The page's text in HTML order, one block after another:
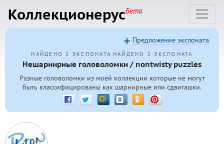
КоллекционерусБета
НАЙДЕНО 2 ЭКСПОНАТА НАЙДЕНО 2 ЭКСПОНАТА
Нешарнирные головоломки / nontwisty puzzles
Разные головоломки из моей коллекции которые не могут
быть классифицированы как шарнирные или сдвигашки.
Предложение экспоната